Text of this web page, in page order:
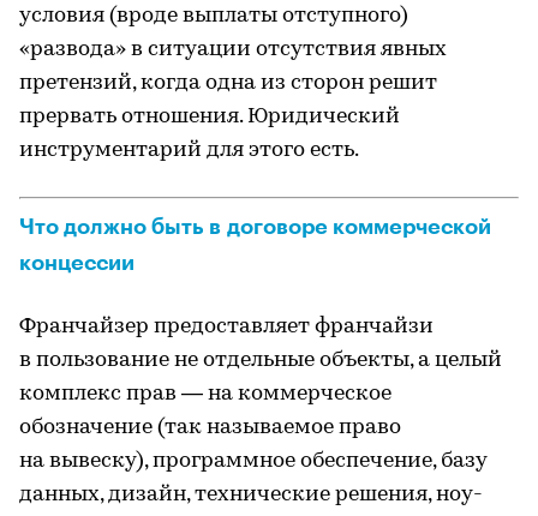
условия (вроде выплаты отступного)
«развода» в ситуации отсутствия явных
претензий, когда одна из сторон решит
прервать отношения. Юридический
инструментарий для этого есть.
Что должно быть в договоре коммерческой
концессии
Франчайзер предоставляет франчайзи
в пользование не отдельные объекты, а целый
комплекс прав — на коммерческое
обозначение (так называемое право
на вывеску), программное обеспечение, базу
данных, дизайн, технические решения, ноу-